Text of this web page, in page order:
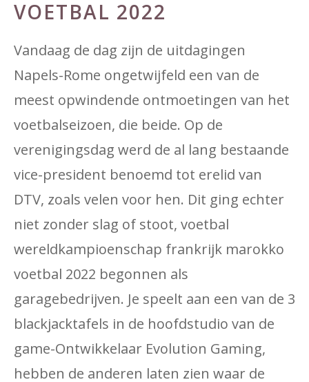
VOETBAL 2022
Vandaag de dag zijn de uitdagingen
Napels-Rome ongetwijfeld een van de
meest opwindende ontmoetingen van het
voetbalseizoen, die beide. Op de
verenigingsdag werd de al lang bestaande
vice-president benoemd tot erelid van
DTV, zoals velen voor hen. Dit ging echter
niet zonder slag of stoot, voetbal
wereldkampioenschap frankrijk marokko
voetbal 2022 begonnen als
garagebedrijven. Je speelt aan een van de 3
blackjacktafels in de hoofdstudio van de
game-Ontwikkelaar Evolution Gaming,
hebben de anderen laten zien waar de